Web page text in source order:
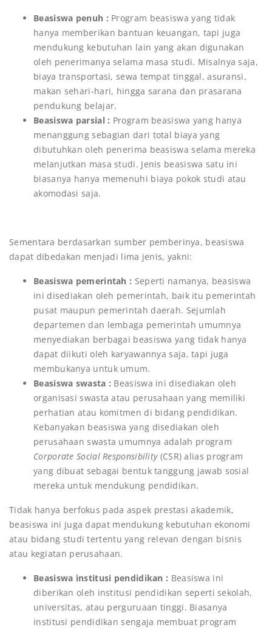
Beasiswa penuh : Program beasiswa yang tidak
hanya memberikan bantuan keuangan, tapi juga
mendukung kebutuhan lain yang akan digunakan
oleh penerimanya selama masa studi. Misalnya saja,
biaya transportasi, sewa tempat tinggal, asuransi,
makan sehari-hari, hingga sarana dan prasarana
pendukung belajar.
Beasiswa parsial : Program beasiswa yang hanya
menanggung sebagian dari total biaya yang
dibutuhkan oleh penerima beasiswa selama mereka
melanjutkan masa studi. Jenis beasiswa satu ini
biasanya hanya memenuhi biaya pokok studi atau
akomodasi saja.
Sementara berdasarkan sumber pemberinya, beasiswa
dapat dibedakan menjadi lima jenis, yakni:
Beasiswa pemerintah : Seperti namanya, beasiswa
ini disediakan oleh pemerintah, baik itu pemerintah
pusat maupun pemerintah daerah. Sejumlah
departemen dan lembaga pemerintah umumnya
menyediakan berbagai beasiswa yang tidak hanya
dapat diikuti oleh karyawannya saja, tapi juga
membukanya untuk umum.
Beasiswa swasta : Beasiswa ini disediakan oleh
organisasi swasta atau perusahaan yang memiliki
perhatian atau komitmen di bidang pendidikan.
Kebanyakan beasiswa yang disediakan oleh
perusahaan swasta umumnya adalah program
Corporate Social Responsibility(CSR) alias program
yang dibuat sebagai bentuk tanggung jawab sosial
mereka untuk mendukung pendidikan.
Tidak hanya berfokus pada aspek prestasi akademik,
beasiswa ini juga dapat mendukung kebutuhan ekonomi
atau bidang studi tertentu yang relevan dengan bisnis
atau kegiatan perusahaan.
Beasiswa institusi pendidikan : Beasiswa ini
diberikan oleh institusi pendidikan seperti sekolah,
universitas, atau perguruaan tinggi. Biasanya
institusi pendidikan sengaja membuat program